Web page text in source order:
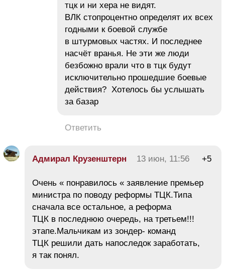
тцк и ни хера не видят.
ВЛК стопроцентно определят их всех
годными к боевой службе
в штурмовых частях. И последнее
насчёт вранья. Не эти же люди
безбожно врали что в тцк будут
исключительно прошедшие боевые
действия? Хотелось бы услышать
за базар
Ответить
Адмирал Крузенштерн 13 июн, 11:56 +5
Очень « понравилось « заявление премьер
министра по поводу реформы ТЦК.Типа
сначала все остальное, а реформа
ТЦК в последнюю очередь, на третьем!!!
этапе.Мальчикам из зондер- команд
ТЦК решили дать напоследок заработать,
я так понял.